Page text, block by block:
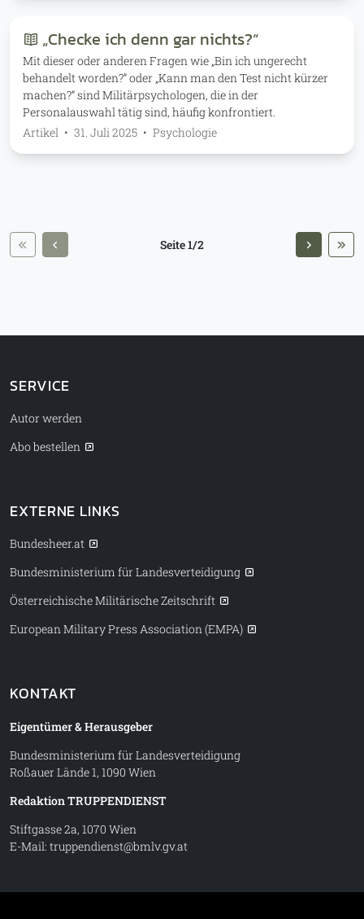
„Checke ich denn gar nichts?“
Mit dieser oder anderen Fragen wie „Bin ich ungerecht
behandelt worden?“ oder „Kann man den Test nicht kürzer
machen?“ sind Militärpsychologen, die in der
Personalauswahl tätig sind, häufig konfrontiert.
Artikel • 31. Juli 2025 • Psychologie
Seite 1/2
SERVICE
Autor werden
Abo bestellen
EXTERNE LINKS
Bundesheer.at
Bundesministerium für Landesverteidigung
Österreichische Militärische Zeitschrift
European Military Press Association (EMPA)
KONTAKT
Eigentümer & Herausgeber
Bundesministerium für Landesverteidigung
Roßauer Lände 1, 1090 Wien
Redaktion TRUPPENDIENST
Stiftgasse 2a, 1070 Wien
E-Mail: truppendienst@bmlv.gv.at